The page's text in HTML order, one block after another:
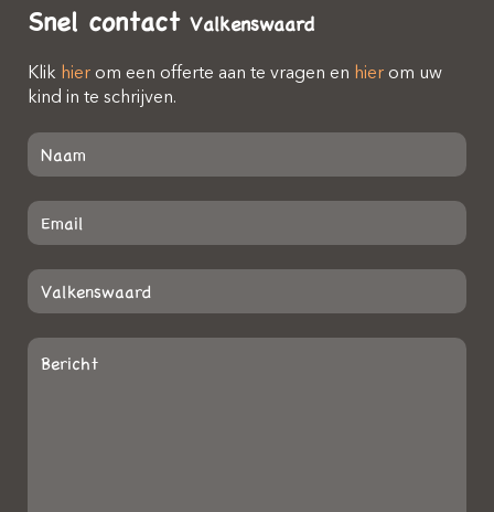
Snel contact Valkenswaard
Klik hier om een offerte aan te vragen en hier om uw
kind in te schrijven.